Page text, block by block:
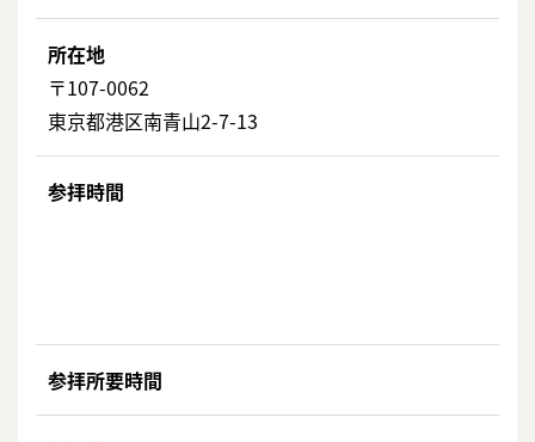
所在地
〒107-0062
東京都港区南青山2-7-13
参拝時間
参拝所要時間